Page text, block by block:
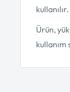
kullanılır.
Ürün,
kullanım